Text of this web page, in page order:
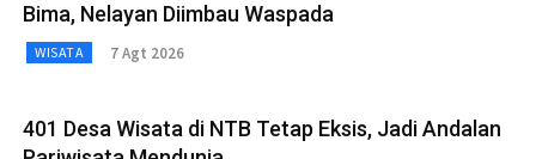
Bima, Nelayan Diimbau Waspada
WISATA 7 Agt 2026
401 Desa Wisata di NTB Tetap Eksis, Jadi Andalan